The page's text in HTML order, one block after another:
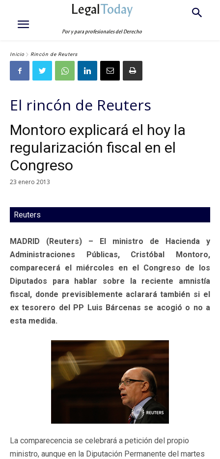
LegalToday
Por y para profesionales del Derecho
Inicio Rincón de Reuters
El rincón de Reuters
Montoro explicará el hoy la
regularización fiscal en el
Congreso
23 enero 2013
Reuters
MADRID (Reuters) – El ministro de Hacienda y
Administraciones Públicas, Cristóbal Montoro,
comparecerá el miércoles en el Congreso de los
Diputados para hablar sobre la reciente amnistía
fiscal, donde previsiblemente aclarará también si el
ex tesorero del PP Luis Bárcenas se acogió o no a
esta medida.
La comparecencia se celebrará a petición del propio
ministro, aunque en la Diputación Permanente del martes